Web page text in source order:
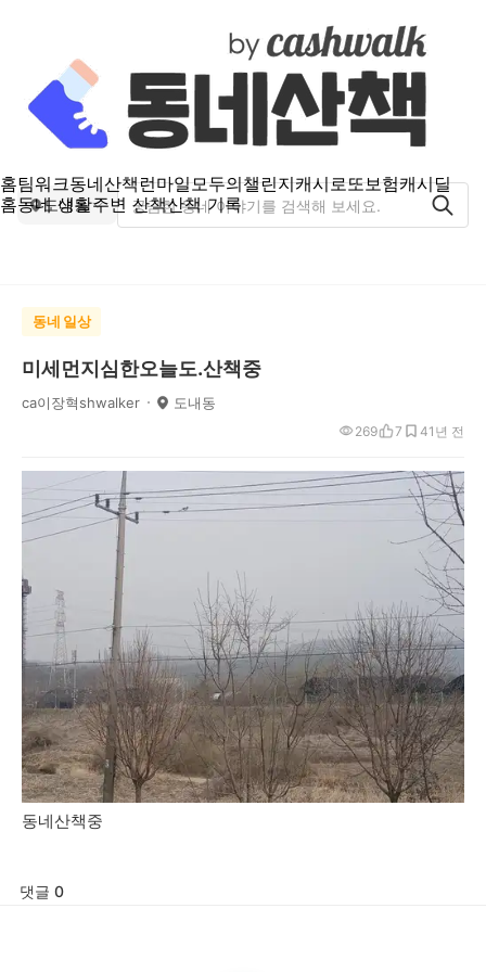
홈팀워크동네산책런마일모두의챌린지캐시로또보험캐시딜
홈동네 생활주변 산책산책 기록
도내동
동네 일상
미세먼지심한오늘도.산책중
ca이장혁shwalker 도내동
1년 전
269 7 4
동네산책중
댓글 0